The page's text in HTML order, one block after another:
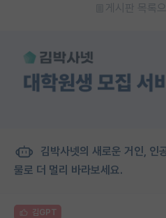
게시판 목록
김박사넷의 새로운 거인, 인
물로 더 멀리 바라보세요.
김GPT